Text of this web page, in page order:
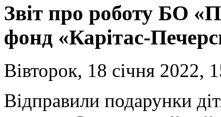
Звіт про роботу БО
фонд «Карітас-
Вівторок, 18 січня 2022,
Відправили подарунки